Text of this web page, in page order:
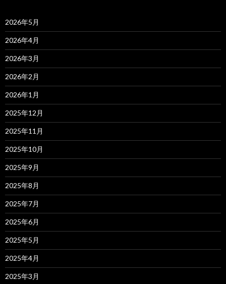
2026年5月
2026年4月
2026年3月
2026年2月
2026年1月
2025年12月
2025年11月
2025年10月
2025年9月
2025年8月
2025年7月
2025年6月
2025年5月
2025年4月
2025年3月